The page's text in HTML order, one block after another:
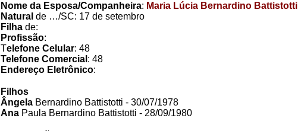
Nome da Esposa/Companheira: Maria Lúcia Bernardino Battistotti
Natural de …/SC: 17 de setembro
Filha de:
Profissão:
Telefone Celular: 48
Telefone Comercial : 48
Endereço Eletrônico:
Filhos
Ângela Bernardino Battistotti - 30/07/1978
Ana Paula Bernardino Battistotti - 28/09/1980